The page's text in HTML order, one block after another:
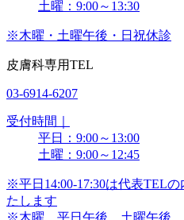
土曜：9:00～13:30
※木曜・土曜午後・日祝休診
皮膚科専用TEL
03-6914-6207
受付時間｜
平日：9:00～13:00
土曜：9:00～12:45
※平日14:00-17:30は代表TEL
たします
※木曜、平日午後、土曜午後